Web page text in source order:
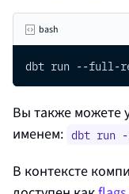
bash
dbt run --full-
Вы также можете
именем: dbt run
В контексте